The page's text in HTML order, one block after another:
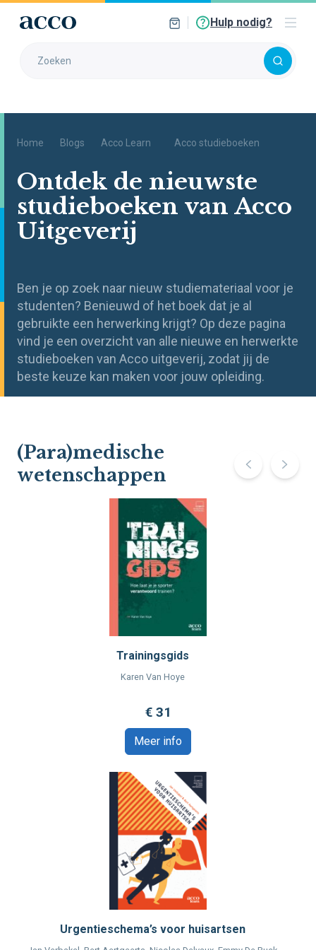
Hulp nodig?
Home Blogs Acco Learn Acco studieboeken
Ontdek de nieuwste
studieboeken van Acco
Uitgeverij
Ben je op zoek naar nieuw studiemateriaal voor je
studenten? Benieuwd of het boek dat je al
gebruikte een herwerking krijgt? Op deze pagina
vind je een overzicht van alle nieuwe en herwerkte
studieboeken van Acco uitgeverij, zodat jij de
beste keuze kan maken voor jouw opleiding.
(Para)medische
wetenschappen
Trainingsgids
Karen Van Hoye
€ 31
Meer info
Urgentieschema’s voor huisartsen